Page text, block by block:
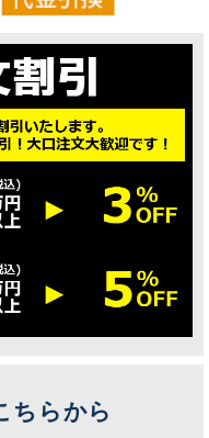
ちらから